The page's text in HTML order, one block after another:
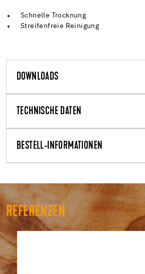
Schnelle Trocknung
Streifenfreie Reinigung
DOWNLOADS
TECHNISCHE DATEN
BESTELL-INFORMATIONEN
REFERENZEN